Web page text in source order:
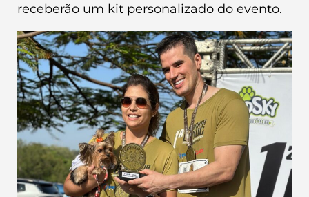
receberão um kit personalizado do evento.